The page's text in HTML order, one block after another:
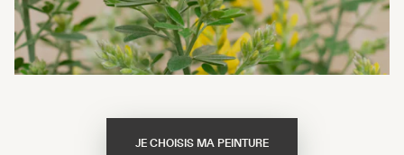
JE CHOISIS MA PEINTURE